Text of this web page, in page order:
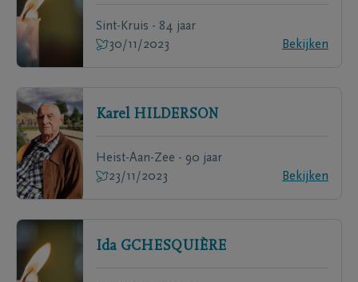
Sint-Kruis - 84 jaar
30/11/2023
Bekijken
Karel HILDERSON
Heist-Aan-Zee - 90 jaar
23/11/2023
Bekijken
Ida GCHESQUIÈRE